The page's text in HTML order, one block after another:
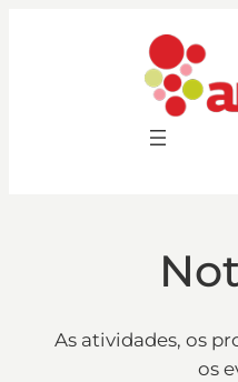
As atividades, os
os